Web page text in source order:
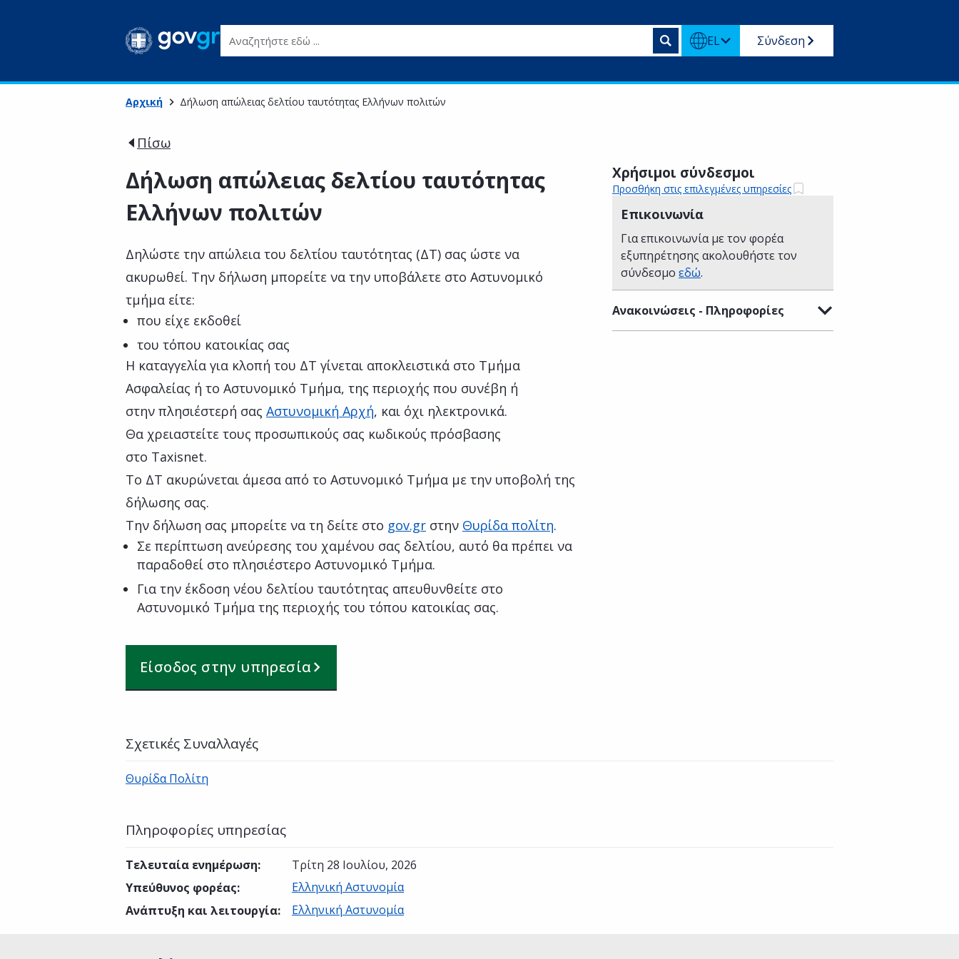
Αναζητήστε εδώ ... EL Σύνδεση
Αρχική Δήλωση απώλειας δελτίου ταυτότητας Ελλήνων πολιτών
Πίσω
Δήλωση απώλειας δελτίου ταυτότητας
Ελλήνων πολιτών
Δηλώστε την απώλεια του δελτίου ταυτότητας (ΔΤ) σας ώστε να
ακυρωθεί. Την δήλωση μπορείτε να την υποβάλετε στο Αστυνομικό
τμήμα είτε:
που είχε εκδοθεί
του τόπου κατοικίας σας
Η καταγγελία για κλοπή του ΔΤ γίνεται αποκλειστικά στο Τμήμα
Ασφαλείας ή το Αστυνομικό Τμήμα, της περιοχής που συνέβη ή
στην πλησιέστερή σας Αστυνομική Αρχή, και όχι ηλεκτρονικά.
Θα χρειαστείτε τους προσωπικούς σας κωδικούς πρόσβασης
στο Taxisnet.
Το ΔΤ ακυρώνεται άμεσα από το Αστυνομικό Τμήμα με την υποβολή της
δήλωσης σας.
Την δήλωση σας μπορείτε να τη δείτε στο gov.gr στην Θυρίδα πολίτη.
Σε περίπτωση ανεύρεσης του χαμένου σας δελτίου, αυτό θα πρέπει να
παραδοθεί στο πλησιέστερο Αστυνομικό Τμήμα.
Για την έκδοση νέου δελτίου ταυτότητας απευθυνθείτε στο
Αστυνομικό Τμήμα της περιοχής του τόπου κατοικίας σας.
Είσοδος στην υπηρεσία
Χρήσιμοι σύνδεσμοι
Προσθήκη στις επιλεγμένες υπηρεσίες
Επικοινωνία
Για επικοινωνία με τον φορέα
εξυπηρέτησης ακολουθήστε τον
σύνδεσμο εδώ.
Ανακοινώσεις - Πληροφορίες
Σχετικές Συναλλαγές
Θυρίδα Πολίτη
Πληροφορίες υπηρεσίας
Τελευταία ενημέρωση:
Τρίτη 28 Ιουλίου, 2026
Υπεύθυνος φορέας:
Ελληνική Αστυνομία
Ανάπτυξη και λειτουργία: Ελληνική Αστυνομία